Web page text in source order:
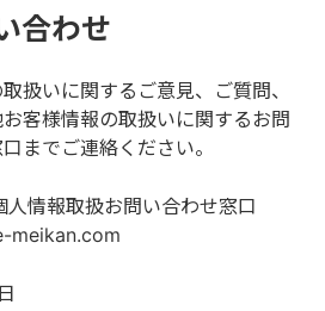
合わせ
扱いに関するご意見、ご質問、
客様情報の取扱いに関するお問
までご連絡ください。
情報取扱お問い合わせ窓口
meikan.com